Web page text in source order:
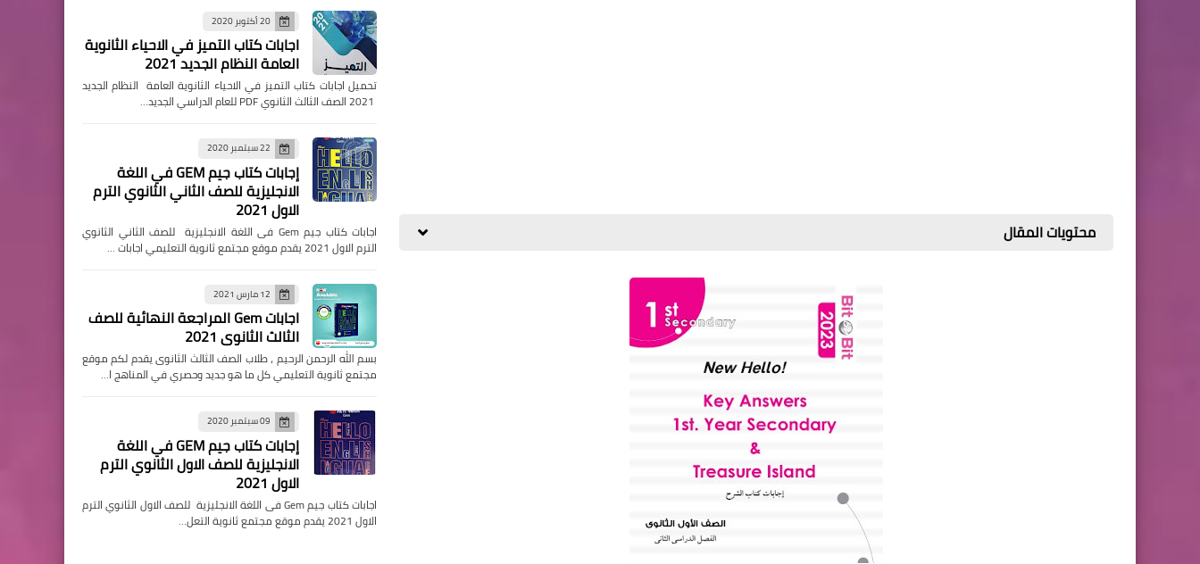
محتويات المقال
20 أكتوبر 2020
اجابات كتاب التميز في الاحياء الثانوية
العامة النظام الجديد 2021
تحميل اجابات كتاب التميز في الاحياء الثانوية العامة النظام الجديد
22 سبتمبر 2020
إجابات كتاب جيم GEM في اللغة
الانجليزية للصف الثاني الثانوي الترم
الاول 2021
اجابات كتاب جيم Gem فى اللغة الانجليزية للصف الثاني الثانوي
الترم الاول 2021 يقدم موقع مجتمع ثانوية التعليمي اجابات …
12 مارس 2021
اجابات Gem المراجعة النهائية للصف
الثالث الثانوى 2021
بسم الله الرحمن الرحيم ، طلاب الصف الثالث الثانوى يقدم لكم موقع
مجتمع ثانوية التعليمي كل ما هو جديد وحصري في المناهج ا…
09 سبتمبر 2020
إجابات كتاب جيم GEM في اللغة
الانجليزية للصف الاول الثانوي الترم
الاول 2021
اجابات كتاب جيم Gem فى اللغة الانجليزية للصف الاول الثانوي الترم
الاول 2021 يقدم موقع مجتمع ثانوية التعل…